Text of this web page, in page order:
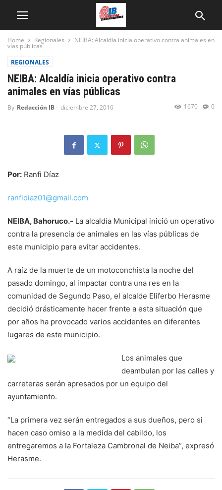
Home Regionales NEIBA: Alcaldía inicia operativo contra animales en
vías públicas
REGIONALES
NEIBA: Alcaldía inicia operativo contra
animales en vías públicas
By Redacción IB- diciembre 27, 2016 0
1670
Por: Ranfi Díaz
ranfidiaz01@gmail.com
NEIBA, Bahoruco.- La alcaldía Municipal inició un operativo
contra la presencia de animales en las vías públicas de
este municipio para evitar accidentes.
A raíz de la muerte de un motoconchista la noche del
pasado domingo, al impactar contra una res en la
comunidad de Segundo Paso, el alcalde Eliferbo Herasme
decidió drásticamente hacer frente a esta situación que
por años ha provocado varios accidentes en diferentes
lugares de este municipio.
Los animales que
deambulan por las calles y
carreteras serán apresados por un equipo del
ayuntamiento.
“La primera vez serán entregados a sus dueños, pero si
hacen caso omiso a la medida del cabildo, los
entregaremos a la Fortaleza Cambronal de Neiba”, expresó
Herasme.